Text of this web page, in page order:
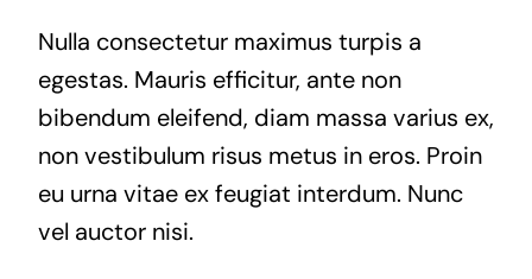
Nulla consectetur maximus turpis a
egestas. Mauris efficitur, ante non
bibendum eleifend, diam massa varius ex,
non vestibulum risus metus in eros. Proin
eu urna vitae ex feugiat interdum. Nunc
vel auctor nisi.